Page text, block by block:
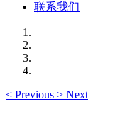
联系我们
< Previous > Next